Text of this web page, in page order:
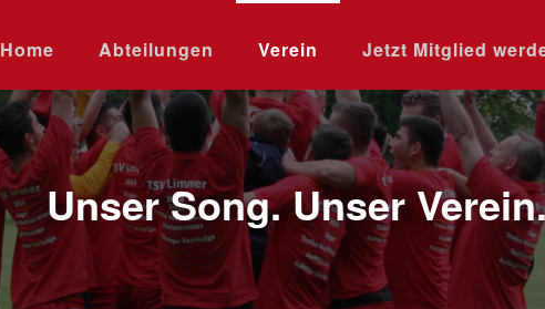
Home Abteilungen Verein Jetzt Mitglied
Unser Song. Unser